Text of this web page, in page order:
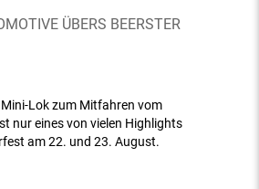
ÜBERS BEERSTER
Lok zum Mitfahren vom
nur eines von vielen Highlights
am 22. und 23. August.